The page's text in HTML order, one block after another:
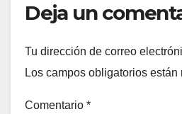
Deja un
Tu dirección de correo
Los campos obligatorios están
Comentario *